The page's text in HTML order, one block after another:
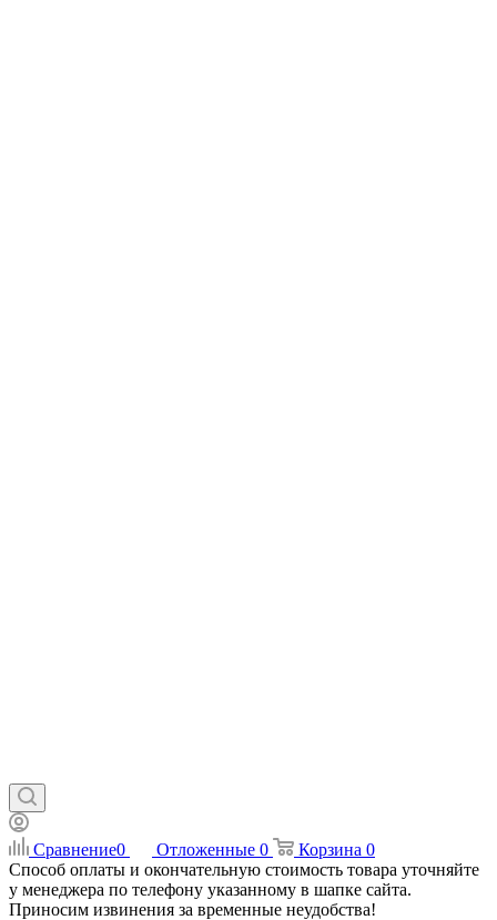
Сравнение0 Отложенные 0 Корзина 0
Способ оплаты и окончательную стоимость товара уточняйте
у менеджера по телефону указанному в шапке сайта.
Приносим извинения за временные неудобства!